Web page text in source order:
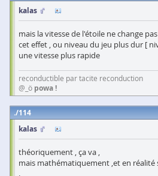
kalas
mais la vitesse de l'étoile ne change
cet effet , ou niveau du jeu plus dur [
une vitesse plus rapide
reconductible par tacite reconduction
@_ö powa !
114
kalas
théoriquement , ça va ,
mais mathématiquement ,et en réalité
.